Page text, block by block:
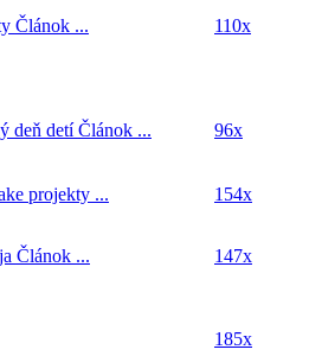
Článok ... 110x
deň detíČlánok ... 96x
projekty ... 154x
Článok ... 147x
185x